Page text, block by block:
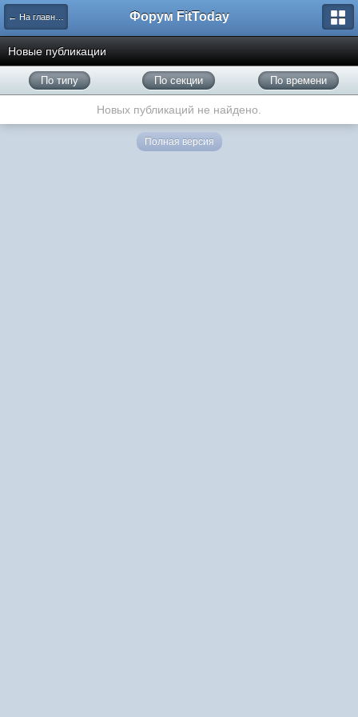
← На главную Форум FitToday
Новые публикации
По типу По секции По времени
Новых публикаций не найдено.
Полная версия